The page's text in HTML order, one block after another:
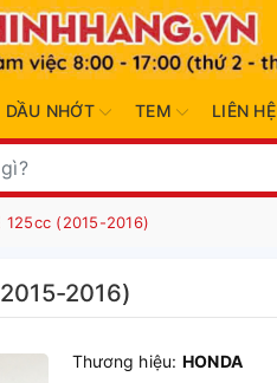
DẦU NHỚT TEM LIÊN HỆ
125cc (2015-2016)
2016)
Thương hiệu: HONDA